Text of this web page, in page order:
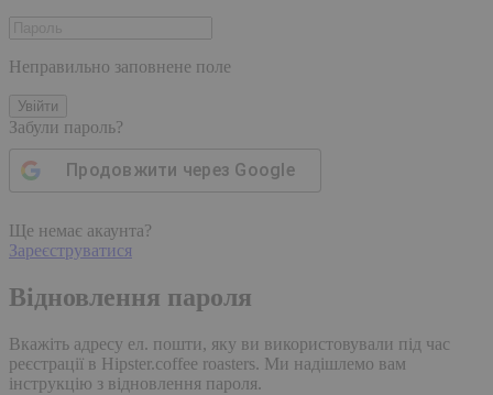
Неправильно заповнене поле
Увійти
Забули пароль?
Продовжити через Google
Ще немає акаунта?
Зареєструватися
Відновлення пароля
Вкажіть адресу ел. пошти, яку ви використовували під час
реєстрації в Hipster.coffee roasters. Ми надішлемо вам
інструкцію з відновлення пароля.